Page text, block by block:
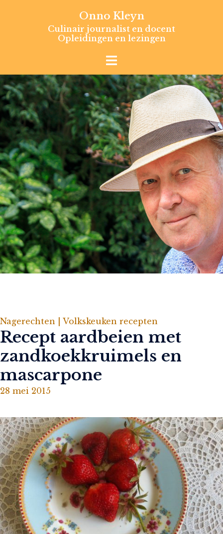
Onno Kleyn
Culinair journalist en docent
Opleidingen en lezingen
Nagerechten | Volkskeuken recepten
Recept aardbeien met
zandkoekkruimels en
mascarpone
28 mei 2015